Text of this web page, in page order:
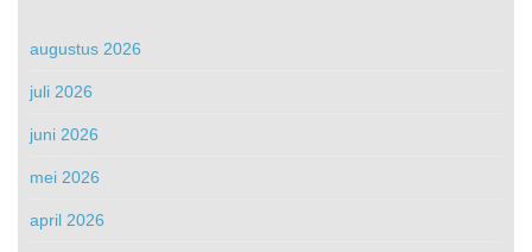
augustus 2026
juli 2026
juni 2026
mei 2026
april 2026